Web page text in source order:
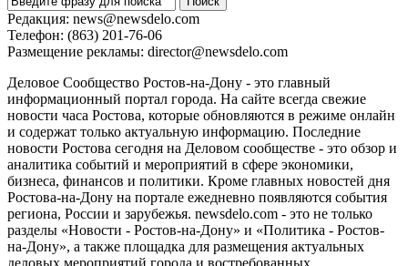
Редакция: news@newsdelo.com
Телефон: (863) 201-76-06
Размещение рекламы: director@newsdelo.com
Деловое Сообщество Ростов-на-Дону - это главный
информационный портал города. На сайте всегда свежие
новости часа Ростова, которые обновляются в режиме онлайн
и содержат только актуальную информацию. Последние
новости Ростова сегодня на Деловом сообществе - это обзор и
аналитика событий и мероприятий в сфере экономики,
бизнеса, финансов и политики. Кроме главных новостей дня
Ростова-на-Дону на портале ежедневно появляются события
региона, России и зарубежья. newsdelo.com - это не только
разделы «Новости - Ростов-на-Дону» и «Политика - Ростов-
на-Дону», а также площадка для размещения актуальных
деловых мероприятий города и востребованных